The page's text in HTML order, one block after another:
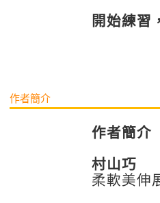
開始練習
作者簡介
作者簡介
村山巧
柔軟美伸